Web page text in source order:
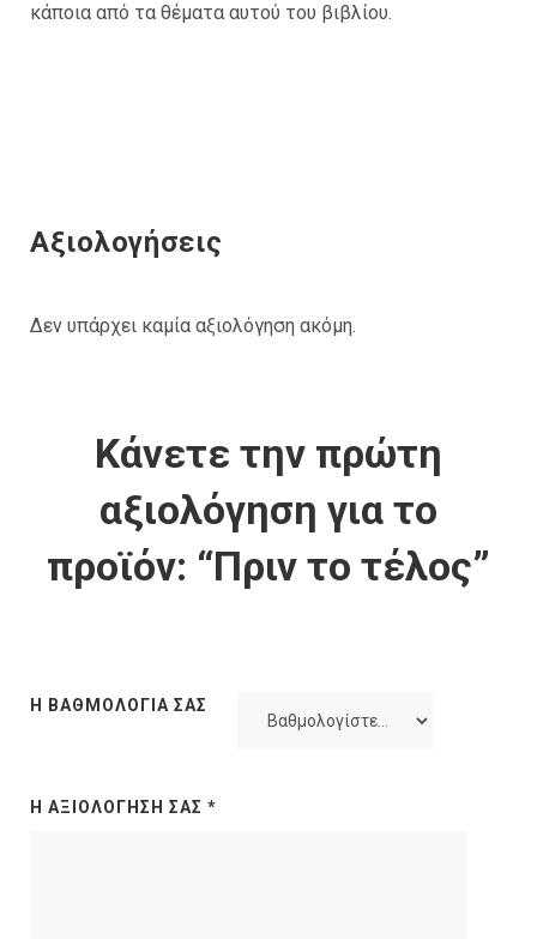
κάποια από τα θέματα αυτού του βιβλίου.
Αξιολογήσεις
Δεν υπάρχει καμία αξιολόγηση ακόμη.
Κάνετε την πρώτη
αξιολόγηση για το
προϊόν: “Πριν το τέλος”
Η ΒΑΘΜΟΛΟΓΊΑ ΣΑΣ
Η ΑΞΙΟΛΌΓΗΣΉ ΣΑΣ *